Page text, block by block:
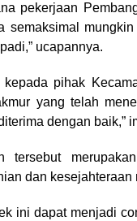
pekerjaan
semaksimal
ucapannya.
pihak
yang telah
dengan baik,”
tersebut
dan
ini dapat menjadi